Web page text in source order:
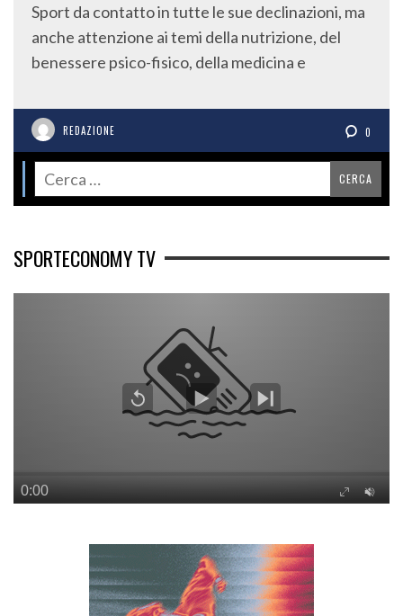
Sport da contatto in tutte le sue declinazioni, ma
anche attenzione ai temi della nutrizione, del
benessere psico-fisico, della medicina e
REDAZIONE 0
SPORTECONOMY TV